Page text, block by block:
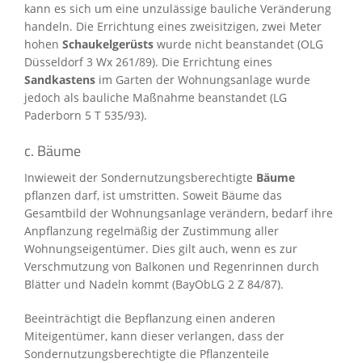
kann es sich um eine unzulässige bauliche Veränderung
handeln. Die Errichtung eines zweisitzigen, zwei Meter
hohen Schaukelgerüsts wurde nicht beanstandet (OLG
Düsseldorf 3 Wx 261/89). Die Errichtung eines
Sandkastens im Garten der Wohnungsanlage wurde
jedoch als bauliche Maßnahme beanstandet (LG
Paderborn 5 T 535/93).
c. Bäume
Inwieweit der Sondernutzungsberechtigte Bäume
pflanzen darf, ist umstritten. Soweit Bäume das
Gesamtbild der Wohnungsanlage verändern, bedarf ihre
Anpflanzung regelmäßig der Zustimmung aller
Wohnungseigentümer. Dies gilt auch, wenn es zur
Verschmutzung von Balkonen und Regenrinnen durch
Blätter und Nadeln kommt (BayObLG 2 Z 84/87).
Beeinträchtigt die Bepflanzung einen anderen
Miteigentümer, kann dieser verlangen, dass der
Sondernutzungsberechtigte die Pflanzenteile